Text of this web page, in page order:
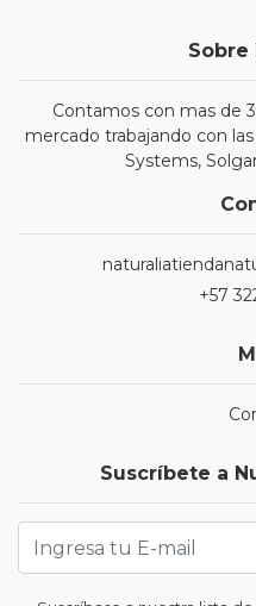
Sobre
Contamos con mas de
mercado trabajando con
Systems,
+57
Suscríbete a